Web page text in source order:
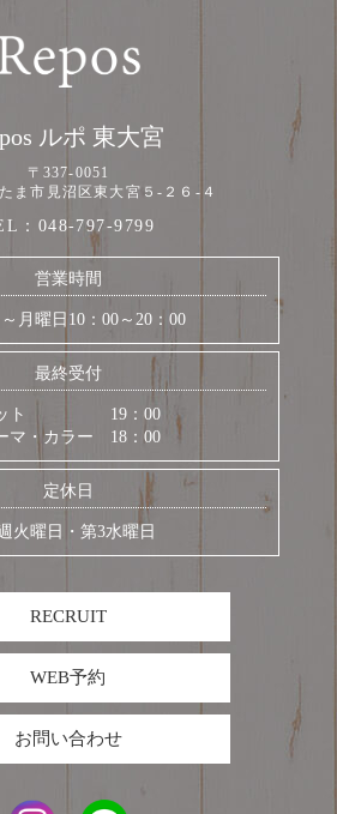
ルポ 東大宮
〒337-0051
ま市見沼区東大宮５-２６-４
： 048-797-9799
営業時間
月曜日10：00～20：00
最終受付
ット 19：00
マ・カラー 18：00
定休日
火曜日・第3水曜日
RECRUIT
WEB予約
お問い合わせ